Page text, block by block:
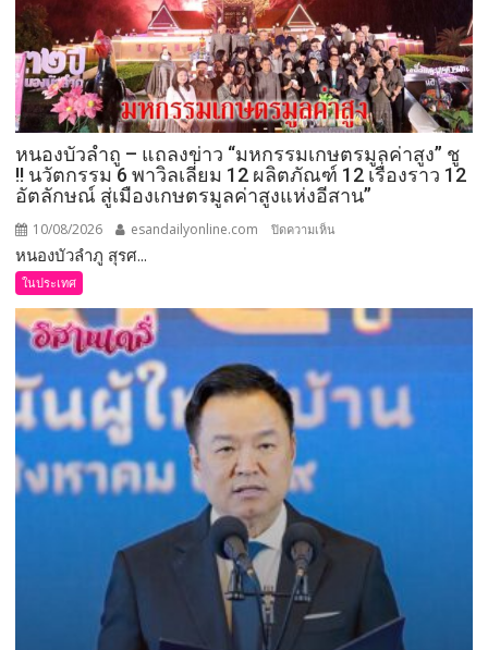
หนองบัวลำถู – แถลงข่าว “มหกรรมเกษตรมูลค่าสูง” ชู
!! นวัตกรรม 6 พาวิลเลี่ยม 12 ผลิตภัณฑ์ 12 เรื่องราว 12
อัตลักษณ์ สู่เมืองเกษตรมูลค่าสูงแห่งอีสาน”
10/08/2026 esandailyonline.com ปิดความเห็น
แถลง
ข่าว
เกษตร
มูลค่า
6
เลี่ยม
หนองบัวลำภู สุรศ...
ในประเทศ